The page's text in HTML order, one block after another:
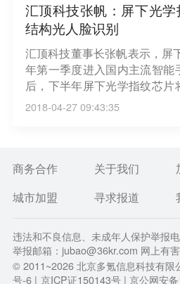
汇顶科技张帆：屏下光
结构光人脸识别
汇顶科技董事长张帆表示，屏
年第一季度进入国内主流智能
后，下半年屏下光学指纹芯片
提供业绩支撑。张帆还称，
别。汇顶认识到3D方案目前
2018-04-27 09:43:35
商务合作 关于我们
城市加盟
寻求报道
违法和不良信息、未成年人保护举报
举报邮箱：jubao@36kr.com 网上有
© 2011~2026北京多氪信息科技有限
号-6 | 京ICP证150143号 | 京公网安